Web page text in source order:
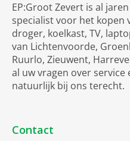
EP:Groot Zevert is al
specialist voor het kopen
droger, koelkast, TV,
van Lichtenvoorde,
Ruurlo, Zieuwent,
al uw vragen over
natuurlijk bij ons terecht.
Contact